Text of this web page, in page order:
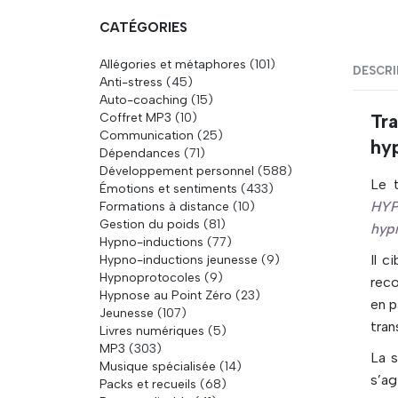
CATÉGORIES
Allégories et métaphores (101)
Anti-stress (45)
Auto-coaching (15)
Coffret MP3 (10)
Communication (25)
Dépendances (71)
Développement personnel (588)
Émotions et sentiments (433)
Formations à distance (10)
Gestion du poids (81)
Hypno-inductions (77)
Hypno-inductions jeunesse (9)
Hypnoprotocoles (9)
Hypnose au Point Zéro (23)
Jeunesse (107)
Livres numériques (5)
MP3 (303)
Musique spécialisée (14)
Packs et recueils (68)
Le
Il
en
La